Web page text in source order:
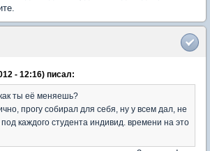
- 12:16) писал:
ты её меняешь?
прогу собирал для себя, ну у всем дал, не
каждого студента индивид. времени на это